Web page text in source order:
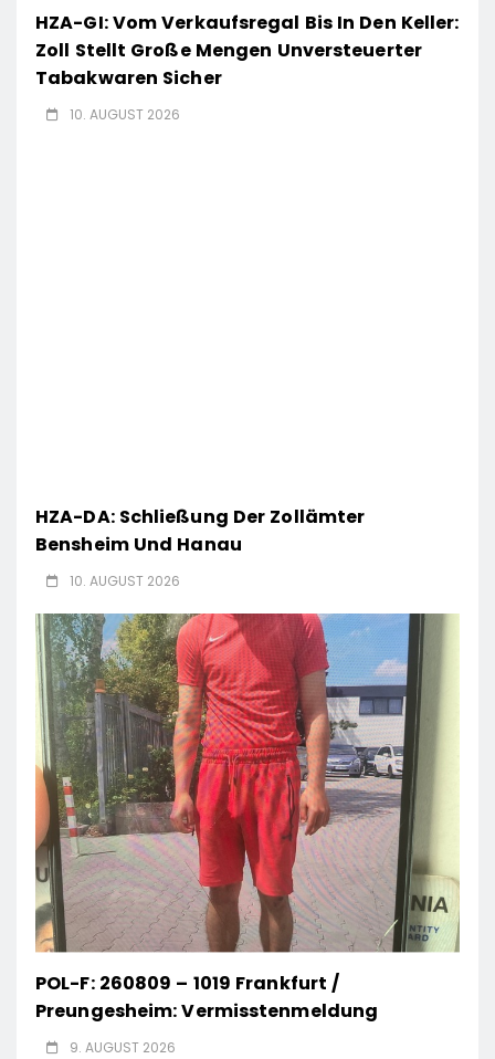
HZA-GI: Vom Verkaufsregal Bis In Den Keller:
Zoll Stellt Große Mengen Unversteuerter
Tabakwaren Sicher
10. AUGUST 2026
HZA-DA: Schließung Der Zollämter
Bensheim Und Hanau
10. AUGUST 2026
POL-F: 260809 – 1019 Frankfurt /
Preungesheim: Vermisstenmeldung
9. AUGUST 2026